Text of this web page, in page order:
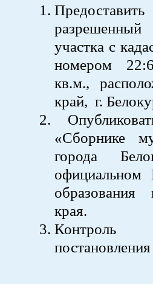
разрешенный
участка с
номером
кв.м.,
край, г.
«Сборнике
города
официальном
образования
края.
Контроль